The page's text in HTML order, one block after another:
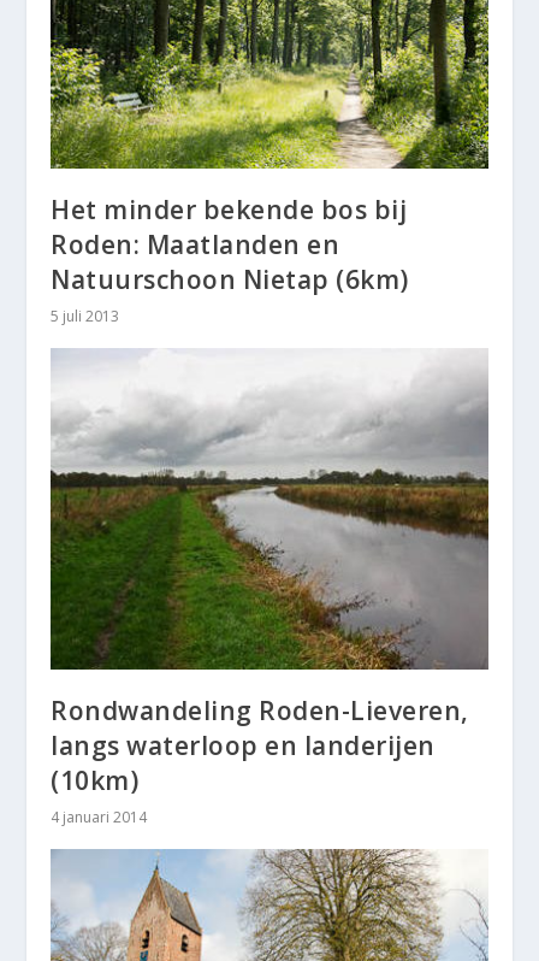
Het minder bekende bos bij
Roden: Maatlanden en
Natuurschoon Nietap (6km)
5 juli 2013
Rondwandeling Roden-Lieveren,
langs waterloop en landerijen
(10km)
4 januari 2014